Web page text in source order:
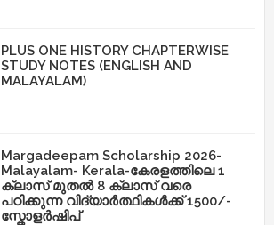
PLUS ONE HISTORY CHAPTERWISE
STUDY NOTES (ENGLISH AND
MALAYALAM)
Margadeepam Scholarship 2026-
Malayalam- Kerala-കേരളത്തിലെ 1
ക്ലാസ് മുതൽ 8 ക്ലാസ് വരെ
പഠിക്കുന്ന വിദ്യാർത്ഥികൾക്ക് 1500/-
സ്കോളർഷിപ്